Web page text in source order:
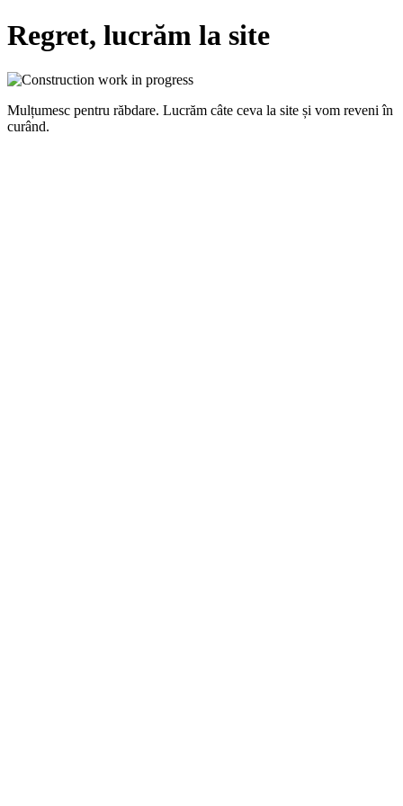
Regret, lucrăm la site
Mulțumesc pentru răbdare. Lucrăm câte ceva la site și vom reveni în
curând.